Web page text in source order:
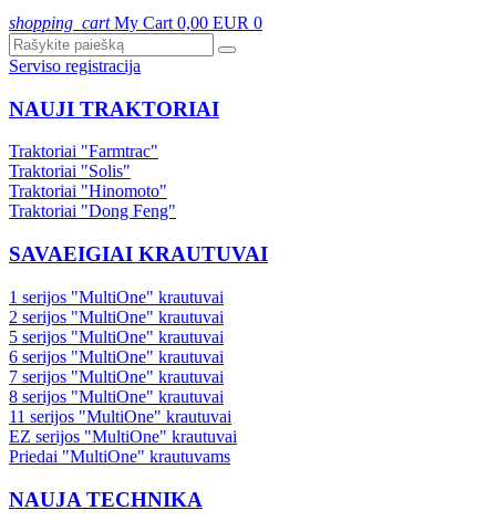
shopping_cart My Cart 0,00 EUR 0
Serviso registracija
NAUJI TRAKTORIAI
Traktoriai "Farmtrac"
Traktoriai "Solis"
Traktoriai "Hinomoto"
Traktoriai "Dong Feng"
SAVAEIGIAI KRAUTUVAI
1 serijos "MultiOne" krautuvai
2 serijos "MultiOne" krautuvai
5 serijos "MultiOne" krautuvai
6 serijos "MultiOne" krautuvai
7 serijos "MultiOne" krautuvai
8 serijos "MultiOne" krautuvai
11 serijos "MultiOne" krautuvai
EZ serijos "MultiOne" krautuvai
Priedai "MultiOne" krautuvams
NAUJA TECHNIKA